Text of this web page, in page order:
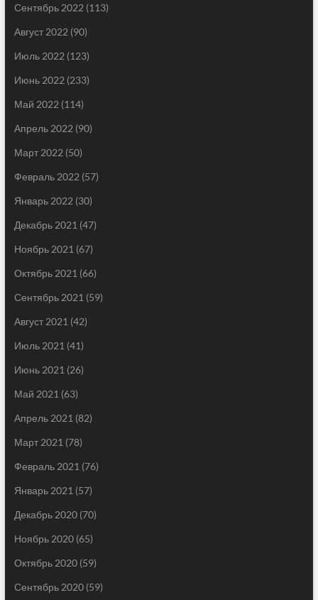
Сентябрь 2022 (113)
Август 2022 (90)
Июль 2022 (123)
Июнь 2022 (233)
Май 2022 (114)
Апрель 2022 (90)
Март 2022 (50)
Февраль 2022 (57)
Январь 2022 (30)
Декабрь 2021 (47)
Ноябрь 2021 (67)
Октябрь 2021 (66)
Сентябрь 2021 (59)
Август 2021 (42)
Июль 2021 (41)
Июнь 2021 (26)
Май 2021 (63)
Апрель 2021 (82)
Март 2021 (78)
Февраль 2021 (76)
Январь 2021 (57)
Декабрь 2020(70)
Ноябрь 2020(65)
Октябрь 2020(59)
Сентябрь 2020(59)